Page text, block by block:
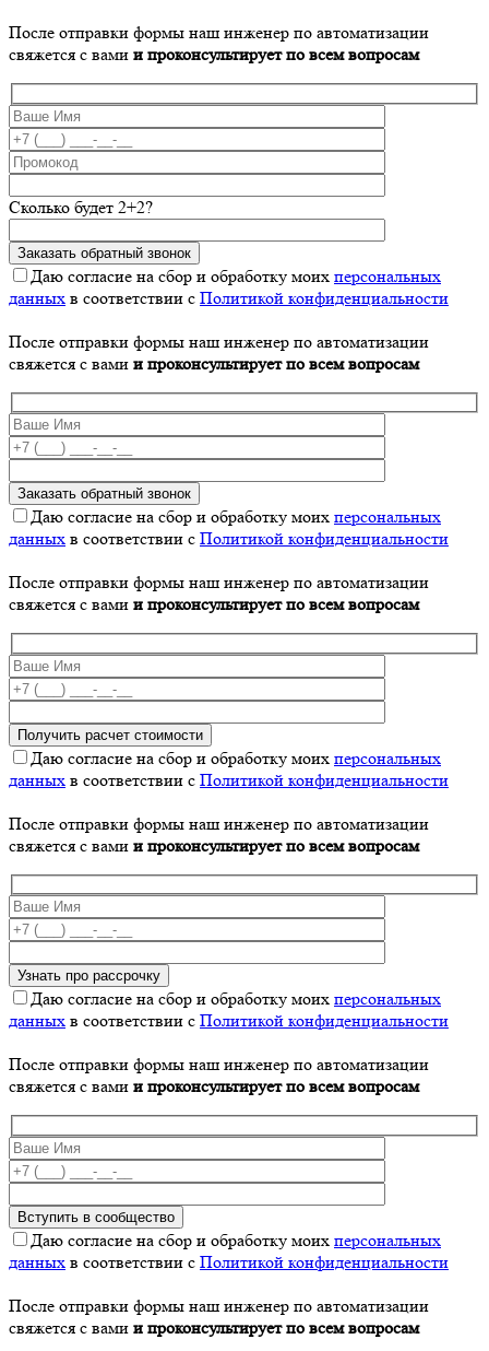
После отправки формы наш инженер по автоматизации
свяжется с вами и проконсультирует по всем вопросам
Сколько будет 2+2?
Даю согласие на сбор и обработку моих персональных
данных в соответствии с Политикой конфиденциальности
После отправки формы наш инженер по автоматизации
свяжется с вами и проконсультирует по всем вопросам
Даю согласие на сбор и обработку моих персональных
данных в соответствии с Политикой конфиденциальности
После отправки формы наш инженер по автоматизации
свяжется с вами и проконсультирует по всем вопросам
Даю согласие на сбор и обработку моих персональных
данных в соответствии с Политикой конфиденциальности
После отправки формы наш инженер по автоматизации
свяжется с вами и проконсультирует по всем вопросам
Даю согласие на сбор и обработку моих персональных
данных в соответствии с Политикой конфиденциальности
После отправки формы наш инженер по автоматизации
свяжется с вами и проконсультирует по всем вопросам
Даю согласие на сбор и обработку моих персональных
данных в соответствии с Политикой конфиденциальности
После отправки формы наш инженер по автоматизации
свяжется с вами и проконсультирует по всем вопросам